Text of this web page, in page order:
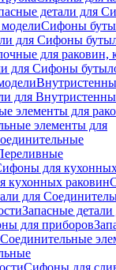
детали для
Сифоны
для Сифоны
для раковин,
для Сифоны
для
элементы для
элементы для
для
кухонных раковин
для
Запасные детали
для приборов
Соединительные
Сифоны для